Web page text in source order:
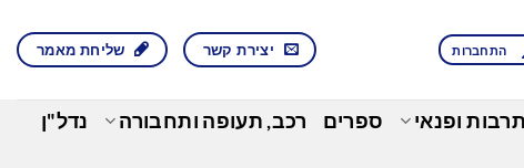
התחברות יצירת קשר שליחת מאמר
תרבות ופנאי ספרים רכב, תעופה ותחבורה
נדל"ן